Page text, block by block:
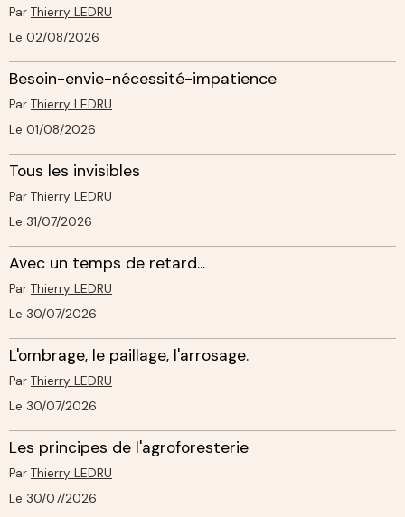
Par Thierry LEDRU
Le 02/08/2026
Besoin-envie-nécessité-impatience
Par Thierry LEDRU
Le 01/08/2026
Tous les invisibles
Par Thierry LEDRU
Le 31/07/2026
Avec un temps de retard...
Par Thierry LEDRU
Le 30/07/2026
L'ombrage, le paillage, l'arrosage.
Par Thierry LEDRU
Le 30/07/2026
Les principes de l'agroforesterie
Par Thierry LEDRU
Le 30/07/2026